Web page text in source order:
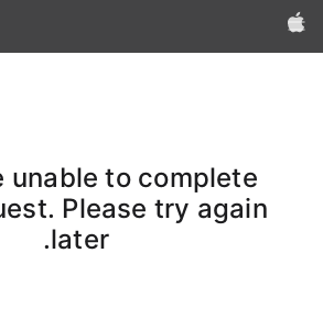
Apple‏
unable to complete
Please try again
later.